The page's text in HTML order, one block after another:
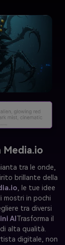
tra le onde,
brillante della
, le tue idee
mostri in pochi
tra diversi
AI Trasforma il
alta qualità.
digitale, non